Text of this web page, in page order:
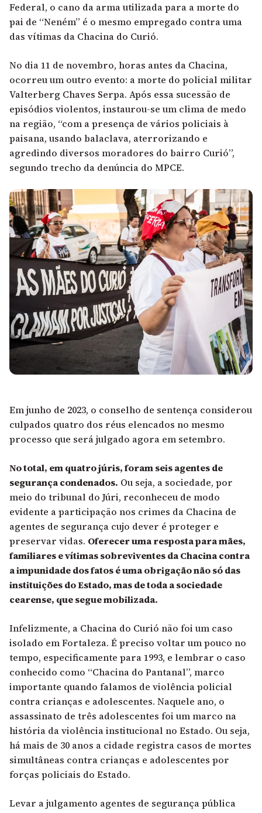
Federal, o cano da arma utilizada para a morte do
pai de “Neném” é o mesmo empregado contra uma
das vítimas da Chacina do Curió.
No dia 11 de novembro, horas antes da Chacina,
ocorreu um outro evento: a morte do policial militar
Valterberg Chaves Serpa. Após essa sucessão de
episódios violentos, instaurou-se um clima de medo
na região, “com a presença de vários policiais à
paisana, usando balaclava, aterrorizando e
agredindo diversos moradores do bairro Curió”,
segundo trecho da denúncia do MPCE.
Em junho de 2023, o conselho de sentença considerou
culpados quatro dos réus elencados no mesmo
processo que será julgado agora em setembro.
No total, em quatro júris, foram seis agentes de
segurança condenados. Ou seja, a sociedade, por
meio do tribunal do Júri, reconheceu de modo
evidente a participação nos crimes da Chacina de
agentes de segurança cujo dever é proteger e
preservar vidas. Oferecer uma resposta para mães,
familiares e vítimas sobreviventes da Chacina contra
a impunidade dos fatos é uma obrigação não só das
instituições do Estado, mas de toda a sociedade
cearense, que segue mobilizada.
Infelizmente, a Chacina do Curió não foi um caso
isolado em Fortaleza. É preciso voltar um pouco no
tempo, especificamente para 1993, e lembrar o caso
conhecido como “Chacina do Pantanal”, marco
importante quando falamos de violência policial
contra crianças e adolescentes. Naquele ano, o
assassinato de três adolescentes foi um marco na
história da violência institucional no Estado. Ou seja,
há mais de 30 anos a cidade registra casos de mortes
simultâneas contra crianças e adolescentes por
forças policiais do Estado.
Levar a julgamento agentes de segurança pública